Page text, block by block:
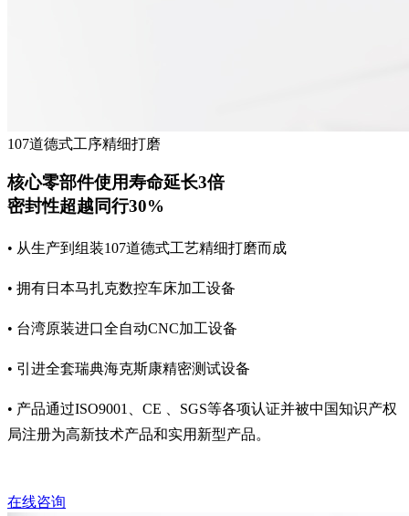
107道德式工序精细打磨
核心零部件使用寿命延长3倍
密封性超越同行30%
• 从生产到组装107道德式工艺精细打磨而成
• 拥有日本马扎克数控车床加工设备
• 台湾原装进口全自动CNC加工设备
• 引进全套瑞典海克斯康精密测试设备
• 产品通过ISO9001、CE 、SGS等各项认证并被中国知识产权
局注册为高新技术产品和实用新型产品。
在线咨询